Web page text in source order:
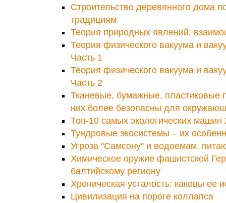
Строительство деревянного дома
традициям
Теория природных явлений:
Теория физического вакуума и
Часть 1
Теория физического вакуума и
Часть 2
Тканевые, бумажные, пластиковые
них более безопасны для
Топ-10 самых экологических машин
Тундровые экосистемы – их
Угроза "Самсону" и водоемам,
Химическое оружие фашистской
балтийскому региону
Хроническая усталость: каковы ее
Цивилизация на пороге коллапса